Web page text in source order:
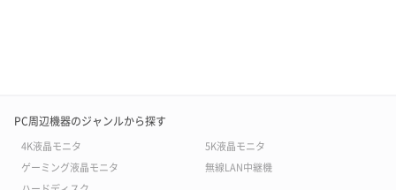
PC周辺機器のジャンルから探す
4K液晶モニタ
5K液晶モニタ
ゲーミング液晶モニタ
無線LAN中継機